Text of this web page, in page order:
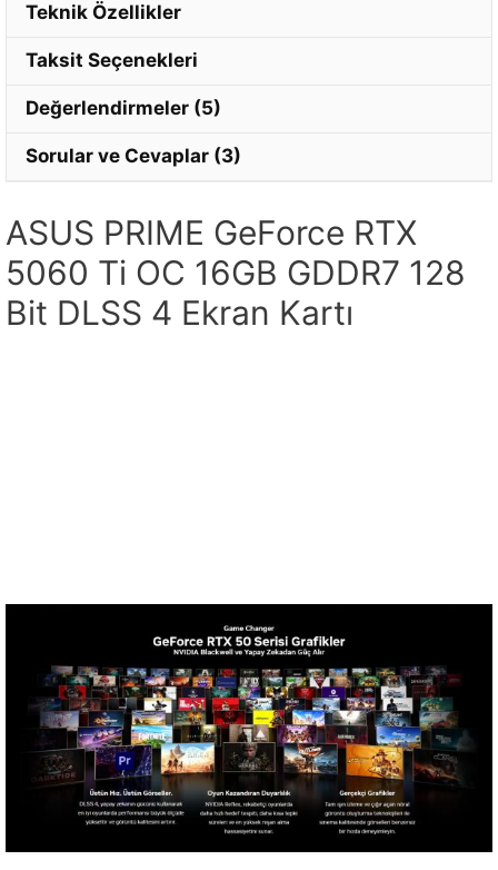
Teknik Özellikler
Taksit Seçenekleri
Değerlendirmeler (5)
Sorular ve Cevaplar (3)
ASUS PRIME GeForce RTX
5060 Ti OC 16GB GDDR7 128
Bit DLSS 4 Ekran Kartı